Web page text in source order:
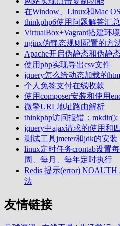
在Window、Linux和Mac
thinkphp6使用问题解答汇总
VirtualBox+Vagrant搭建环境
nginx伪静态规则配置的方
Apache开启伪静态和伪静
使用php实现导出csv文件
jquery怎么给动态加载的
个人免签支付在线收款
使用composer安装和使用
微擎URL地址路由解析
thinkphp访问报错：
jquery中ajax请求的使用和
测试工具jmeter和jdk的安装
linux定时任务crontab设置
周、每月、每年定时执行
Redis 提示(error) NOAUTH
法
友情链接